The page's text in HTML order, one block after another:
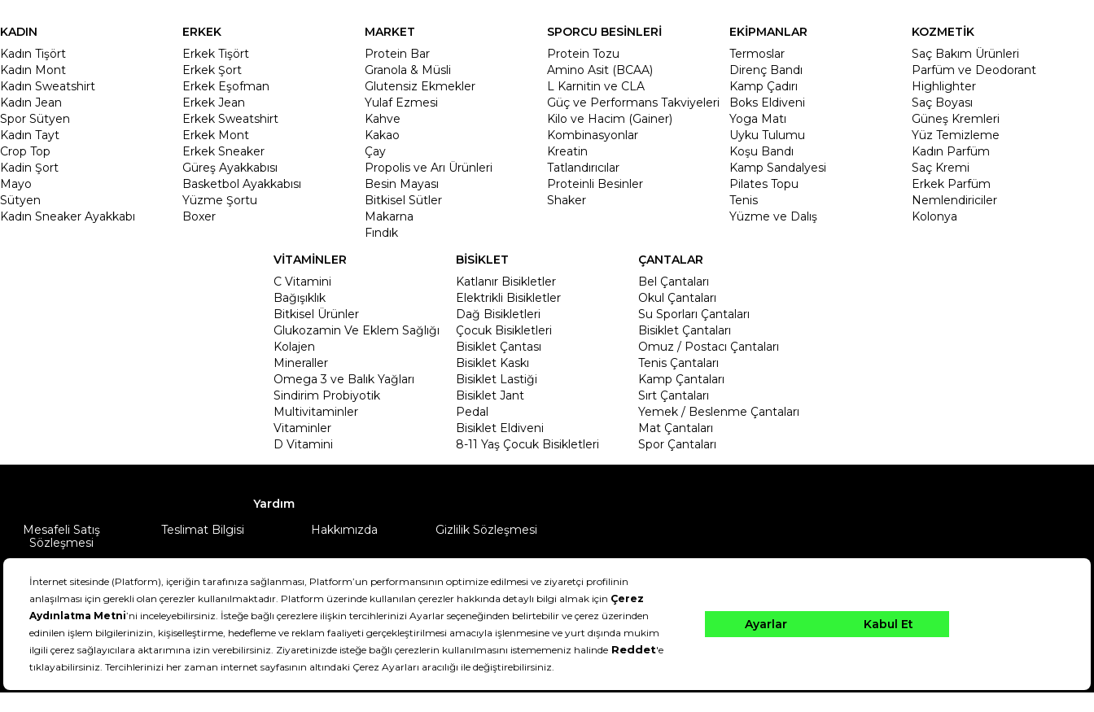
KADIN
Kadın Tişört
Kadın Mont
Kadın Sweatshirt
Kadın Jean
Spor Sütyen
Kadın Tayt
Crop Top
Kadin Şort
Mayo
Sütyen
Kadın Sneaker Ayakkabı
ERKEK
Erkek Tişört
Erkek Şort
Erkek Eşofman
Erkek Jean
Erkek Sweatshirt
Erkek Mont
Erkek Sneaker
Güreş Ayakkabısı
Basketbol Ayakkabısı
Yüzme Şortu
Boxer
MARKET
Protein Bar
Granola & Müsli
Glutensiz Ekmekler
Yulaf Ezmesi
Kahve
Kakao
Çay
Propolis ve Arı Ürünleri
Besin Mayası
Bitkisel Sütler
Makarna
Fındık
SPORCU BESİNLERİ
Protein Tozu
Amino Asit (BCAA)
L Karnitin ve CLA
Güç ve Performans Takviyeleri
Kilo ve Hacim (Gainer)
Kombinasyonlar
Kreatin
Tatlandırıcılar
Proteinli Besinler
Shaker
EKİPMANLAR
Termoslar
Direnç Bandı
Kamp Çadırı
Boks Eldiveni
Yoga Matı
Uyku Tulumu
Koşu Bandı
Kamp Sandalyesi
Pilates Topu
Tenis
Yüzme ve Dalış
KOZMETİK
Saç Bakım Ürünleri
Parfüm ve Deodorant
Highlighter
Saç Boyası
Güneş Kremleri
Yüz Temizleme
Kadın Parfüm
Saç Kremi
Erkek Parfüm
Nemlendiriciler
Kolonya
VİTAMİNLER
C Vitamini
Bağışıklık
Bitkisel Ürünler
Glukozamin Ve Eklem Sağlığı
Kolajen
Mineraller
Omega 3 ve Balık Yağları
Sindirim Probiyotik
Multivitaminler
Vitaminler
D Vitamini
BİSİKLET
Katlanır Bisikletler
Elektrikli Bisikletler
Dağ Bisikletleri
Çocuk Bisikletleri
Bisiklet Çantası
Bisiklet Kaskı
Bisiklet Lastiği
Bisiklet Jant
Pedal
Bisiklet Eldiveni
8-11 Yaş Çocuk Bisikletleri
ÇANTALAR
Bel Çantaları
Okul Çantaları
Su Sporları Çantaları
Bisiklet Çantaları
Omuz / Postacı Çantaları
Tenis Çantaları
Kamp Çantaları
Sırt Çantaları
Yemek / Beslenme Çantaları
Mat Çantaları
Spor Çantaları
Yardım
Mesafeli Satış
Sözleşmesi
Teslimat Bilgisi Hakkımızda Gizlilik Sözleşmesi
DeFactoFIT ©️ 2022-2026. Tüm hakları saklıdır.